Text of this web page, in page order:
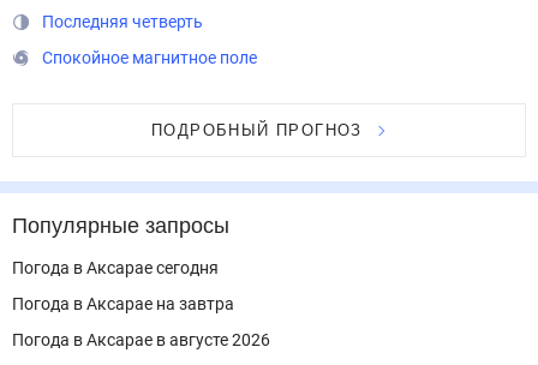
Последняя четверть
Спокойное магнитное поле
ПОДРОБНЫЙ ПРОГНОЗ
Популярные запросы
Погода в Аксарае сегодня
Погода в Аксарае на завтра
Погода в Аксарае в августе 2026